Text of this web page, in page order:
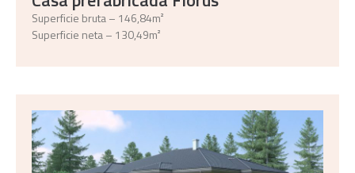
Superficie bruta – 146,84m²
Superficie neta – 130,49m²